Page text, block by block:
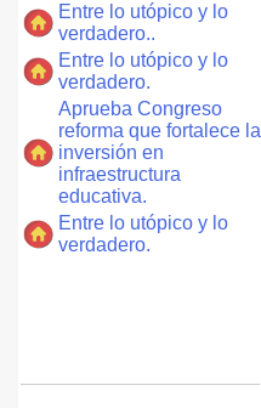
Entre lo utópico y lo
verdadero..
Entre lo utópico y lo
verdadero.
Aprueba Congreso
reforma que fortalece la
inversión en
infraestructura
educativa.
Entre lo utópico y lo
verdadero.